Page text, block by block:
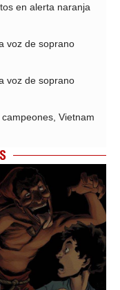
en alerta naranja
voz de soprano
voz de soprano
Vietnam